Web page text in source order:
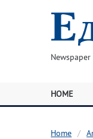
HOME
Home